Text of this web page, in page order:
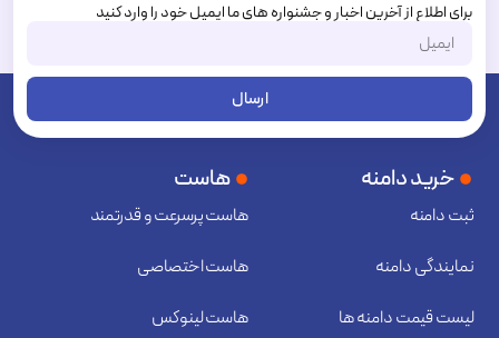
برای اطلاع از آخرین اخبار و جشنواره های ما ایمیل خود را وارد کنید
ارسال
خرید دامنه
ثبت دامنه
نمایندگی دامنه
لیست قیمت دامنه ها
هاست
هاست پرسرعت و قدرتمند
هاست اختصاصی
هاست لینوکس